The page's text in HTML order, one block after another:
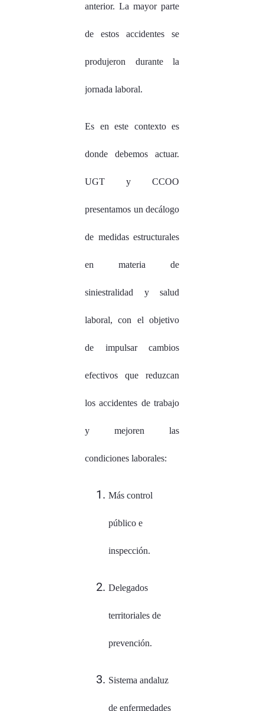
anterior. La mayor parte
de estos accidentes se
produjeron durante la
jornada laboral.
Es en este contexto es
donde debemos actuar.
UGT y CCOO
presentamos un decálogo
de medidas estructurales
en materia de
siniestralidad y salud
laboral, con el objetivo
de impulsar cambios
efectivos que reduzcan
los accidentes de trabajo
y mejoren las
condiciones laborales:
Más control
público e
inspección.
Delegados
territoriales de
prevención.
Sistema andaluz
de enfermedades